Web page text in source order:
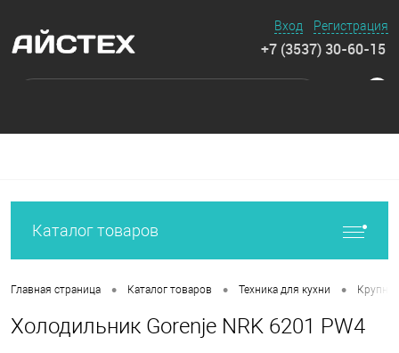
Вход Регистрация
+7 (3537) 30-60-15
Каталог товаров
Главная страница • Каталог товаров • Техника для кухни •
Холодильник Gorenje NRK 6201 PW4